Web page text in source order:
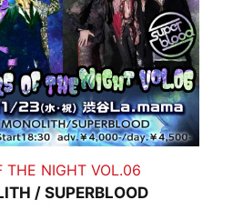
THE NIGHT VOL.06
/ SUPERBLOOD